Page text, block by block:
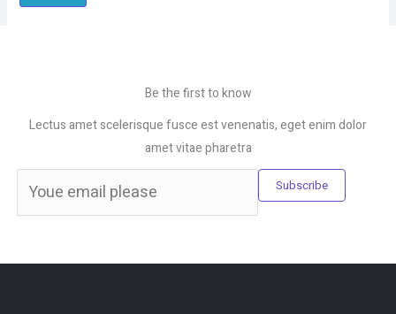
Be the first to know
Lectus amet scelerisque fusce est venenatis, eget enim dolor
amet vitae pharetra
Subscribe